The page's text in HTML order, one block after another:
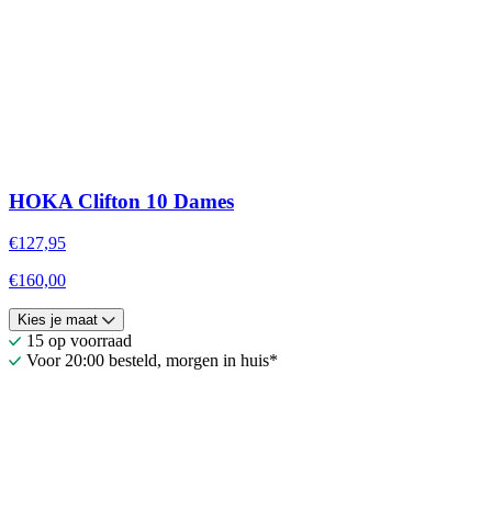
HOKA Clifton 10 Dames
€127,95
€160,00
Kies je maat
15 op voorraad
Voor 20:00 besteld, morgen in huis*